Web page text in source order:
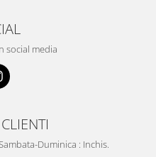
social media
Duminica : Inchis.